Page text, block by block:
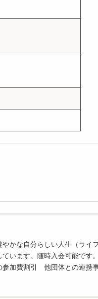
かな自分らしい人生（ライ
ています。随時入会可能で
参加費割引 他団体との連携